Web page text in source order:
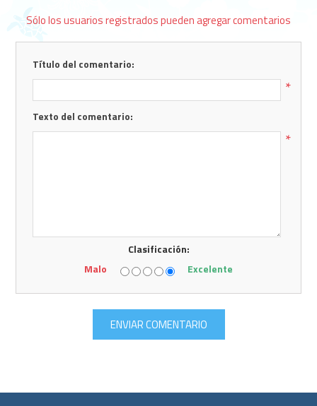
Sólo los usuarios registrados pueden agregar comentarios
Título del comentario:
*
Texto del comentario:
*
Clasificación:
Malo
Excelente